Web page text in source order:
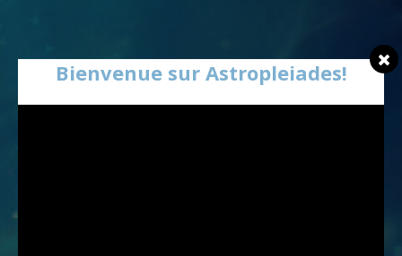
Bienvenue sur Astropleiades!